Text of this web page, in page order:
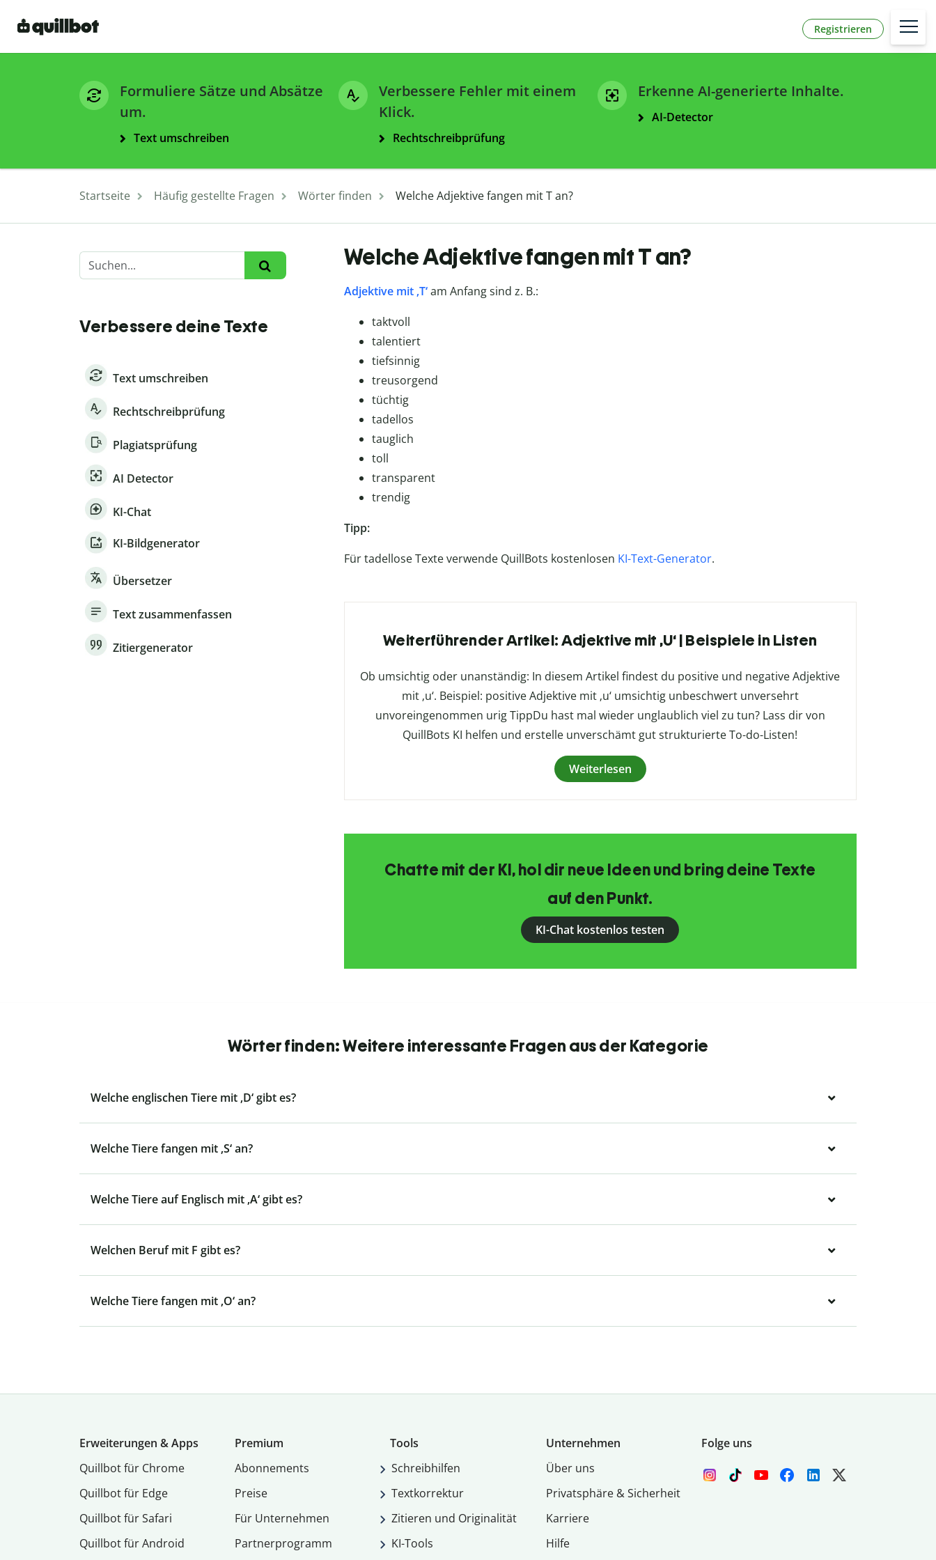
Registrieren
Formuliere Sätze und Absätze
um.
Text umschreiben
Verbessere Fehler mit einem
Klick.
Rechtschreibprüfung
Erkenne AI-generierte Inhalte.
AI-Detector
Startseite Häufig gestellte Fragen Wörter finden Welche Adjektive fangen mit T an?
Verbessere deine Texte
Text umschreiben
Rechtschreibprüfung
Plagiatsprüfung
AI Detector
KI-Chat
KI-Bildgenerator
Übersetzer
Text zusammenfassen
Zitiergenerator
Welche Adjektive fangen mit T an?
Adjektive mit ‚T‘am Anfang sind z. B.:
taktvoll
talentiert
tiefsinnig
treusorgend
tüchtig
tadellos
tauglich
toll
transparent
trendig
Tipp:
Für tadellose Texte verwende QuillBots kostenlosen KI-Text-Generator.
Weiterführender Artikel: Adjektive mit ‚U‘ | Beispiele in Listen
Ob umsichtig oder unanständig: In diesem Artikel findest du positive und negative Adjektive
mit ‚u‘. Beispiel: positive Adjektive mit ‚u‘ umsichtig unbeschwert unversehrt
unvoreingenommen urig TippDu hast mal wieder unglaublich viel zu tun? Lass dir von
QuillBots KI helfen und erstelle unverschämt gut strukturierte To-do-Listen!
Weiterlesen
Chatte mit der KI, hol dir neue Ideen und bring deine Texte
auf den Punkt.
KI-Chat kostenlos testen
Wörter finden: Weitere interessante Fragen aus der Kategorie
Welche englischen Tiere mit ‚D‘ gibt es?
Welche Tiere fangen mit ‚S‘ an?
Welche Tiere auf Englisch mit ‚A‘ gibt es?
Welchen Beruf mit F gibt es?
Welche Tiere fangen mit ‚O‘ an?
Erweiterungen & Apps
Quillbot für Chrome
Quillbot für Edge
Quillbot für Safari
Quillbot für Android
Premium
Abon­ne­ments
Preise
Für Unternehmen
Partnerprogramm
Tools
Schreibhilfen
Textkorrektur
Zitieren und Originalität
KI-Tools
Unternehmen
Über uns
Privatsphäre & Sicherheit
Karriere
Hilfe
Folge uns